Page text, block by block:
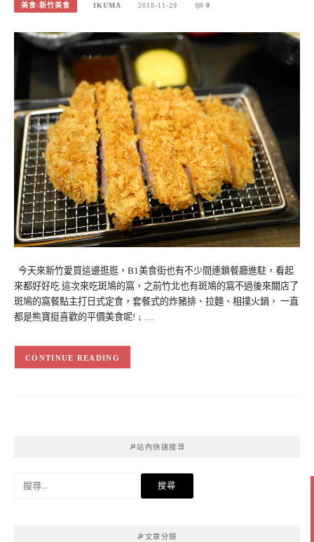
美食-新竹美食 IKUMA 2018-11-29 0
今天來新竹愛買這邊逛逛，B1美食街也有不少間連鎖餐廳進駐，看起
來都好好吃 這次來吃斑鳩的窩，之前竹北也有斑鳩的窩不過後來關店了
斑鳩的窩餐點主打日式定食，套餐式的炸豬排、拉麵、相撲火鍋， 一直
都是熊寶挺喜歡的平價美食呢! ↓ …
CONTINUE READING
🔎站內快速搜尋
🔎文章分類